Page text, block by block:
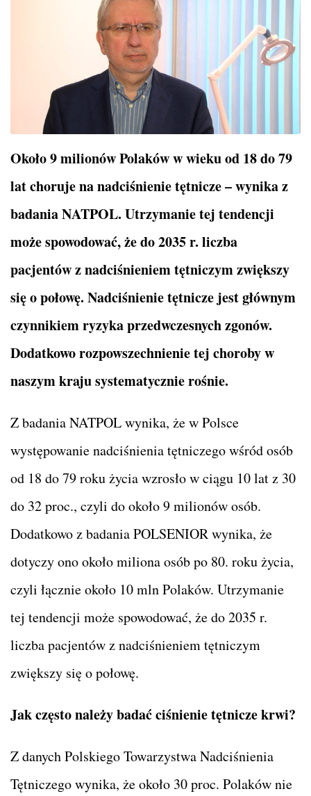
Około 9 milionów Polaków w wieku od 18 do 79
lat choruje na nadciśnienie tętnicze – wynika z
badania NATPOL. Utrzymanie tej tendencji
może spowodować, że do 2035 r. liczba
pacjentów z nadciśnieniem tętniczym zwiększy
się o połowę. Nadciśnienie tętnicze jest głównym
czynnikiem ryzyka przedwczesnych zgonów.
Dodatkowo rozpowszechnienie tej choroby w
naszym kraju systematycznie rośnie.
Z badania NATPOL wynika, że w Polsce
występowanie nadciśnienia tętniczego wśród osób
od 18 do 79 roku życia wzrosło w ciągu 10 lat z 30
do 32 proc., czyli do około 9 milionów osób.
Dodatkowo z badania POLSENIOR wynika, że
dotyczy ono około miliona osób po 80. roku życia,
czyli łącznie około 10 mln Polaków. Utrzymanie
tej tendencji może spowodować, że do 2035 r.
liczba pacjentów z nadciśnieniem tętniczym
zwiększy się o połowę.
Jak często należy badać ciśnienie tętnicze krwi?
Z danych Polskiego Towarzystwa Nadciśnienia
Tętniczego wynika, że około 30 proc. Polaków nie